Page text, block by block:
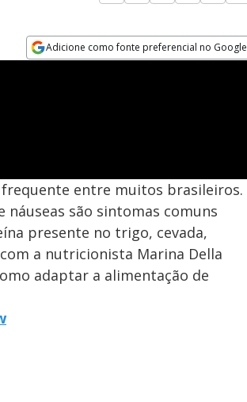
Adicione como fonte preferencial no Google
entre muitos brasileiros.
são sintomas comuns
presente no trigo, cevada,
a nutricionista Marina Della
adaptar a alimentação de